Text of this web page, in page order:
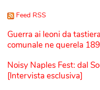
Feed RSS
Guerra ai leoni da
comunale ne querela 189
Noisy Naples Fest: dal
[Intervista esclusiva]